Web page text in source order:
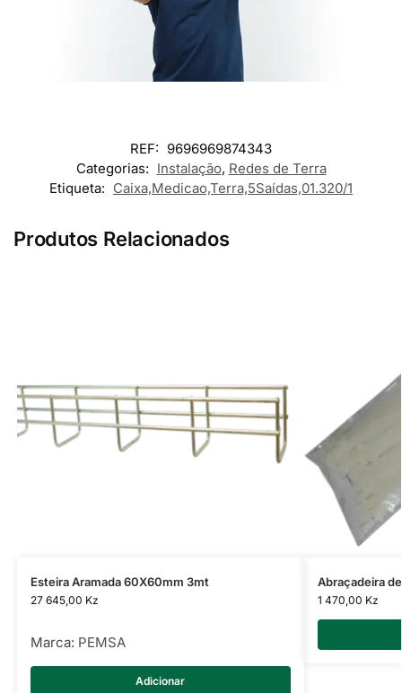
REF: 9696969874343
Categorias: Instalação, Redes de Terra
Etiqueta: Caixa,Medicao,Terra,5Saídas,01.320/1
Produtos Relacionados
Esteira Aramada 60X60mm 3mt
27 645,00 Kz
Marca: PEMSA
Adicionar
Abraçadeira
1 470,00 Kz